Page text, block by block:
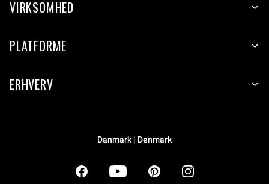
VIRKSOMHED
PLATFORME
ERHVERV
Danmark | Denmark